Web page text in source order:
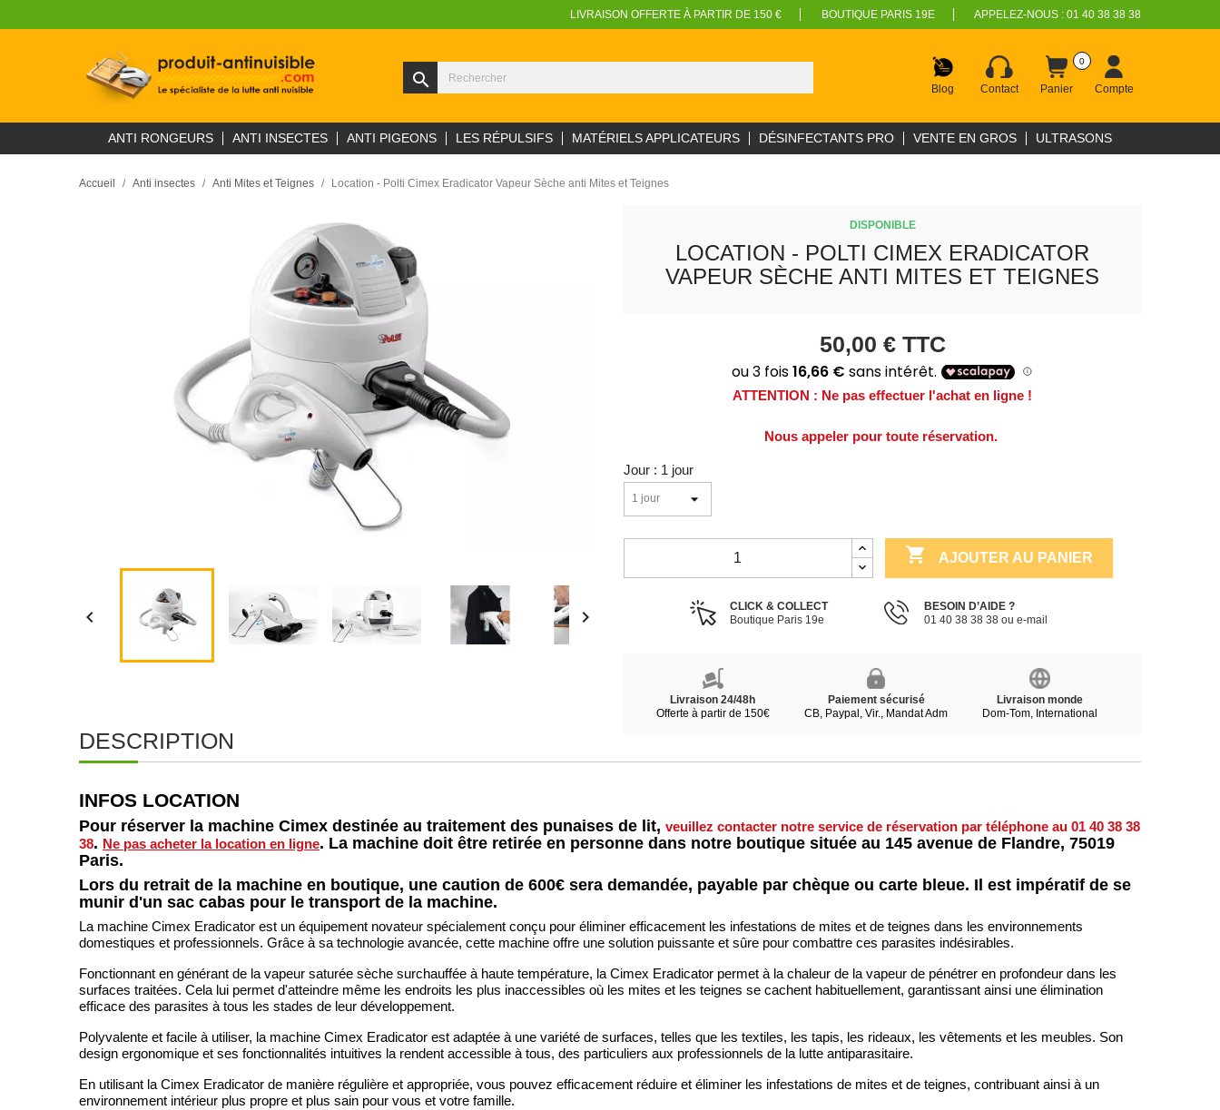
LIVRAISON OFFERTE À PARTIR DE 150 € BOUTIQUE PARIS 19E APPELEZ-NOUS : 01 40 38 38 38
search Blog Contact Panier
0
Compte
ANTI RONGEURS ANTI INSECTES ANTI PIGEONS LES RÉPULSIFS MATÉRIELS APPLICATEURS DÉSINFECTANTS PRO VENTE EN GROS ULTRASONS
Accueil Anti insectes Anti Mites et Teignes Location - Polti Cimex Eradicator Vapeur Sèche anti Mites et Teignes
 
DISPONIBLE
LOCATION - POLTI CIMEX ERADICATOR
VAPEUR SÈCHE ANTI MITES ET TEIGNES
50,00 € TTC
ATTENTION : Ne pas effectuer l'achat en ligne !
Nous appeler pour toute réservation.
Jour : 1 jour
 AJOUTER AU PANIER
CLICK & COLLECT
Boutique Paris 19e
BESOIN D’AIDE ?
01 40 38 38 38 ou e-mail
Livraison 24/48h
Offerte à partir de 150€
Paiement sécurisé
CB, Paypal, Vir., Mandat Adm
Livraison monde
Dom-Tom, International
DESCRIPTION
INFOS LOCATION
Pour réserver la machine Cimex destinée au traitement des punaises de lit, veuillez contacter notre service de réservation par téléphone au 01 40 38 38
38. Ne pas acheter la location en ligne. La machine doit être retirée en personne dans notre boutique située au 145 avenue de Flandre, 75019
Paris.
Lors du retrait de la machine en boutique, une caution de 600€ sera demandée, payable par chèque ou carte bleue. Il est impératif de se
munir d'un sac cabas pour le transport de la machine.
La machine Cimex Eradicator est un équipement novateur spécialement conçu pour éliminer efficacement les infestations de mites et de teignes dans les environnements
domestiques et professionnels. Grâce à sa technologie avancée, cette machine offre une solution puissante et sûre pour combattre ces parasites indésirables.
Fonctionnant en générant de la vapeur saturée sèche surchauffée à haute température, la Cimex Eradicator permet à la chaleur de la vapeur de pénétrer en profondeur dans les
surfaces traitées. Cela lui permet d'atteindre même les endroits les plus inaccessibles où les mites et les teignes se cachent habituellement, garantissant ainsi une élimination
efficace des parasites à tous les stades de leur développement.
Polyvalente et facile à utiliser, la machine Cimex Eradicator est adaptée à une variété de surfaces, telles que les textiles, les tapis, les rideaux, les vêtements et les meubles. Son
design ergonomique et ses fonctionnalités intuitives la rendent accessible à tous, des particuliers aux professionnels de la lutte antiparasitaire.
En utilisant la Cimex Eradicator de manière régulière et appropriée, vous pouvez efficacement réduire et éliminer les infestations de mites et de teignes, contribuant ainsi à un
environnement intérieur plus propre et plus sain pour vous et votre famille.